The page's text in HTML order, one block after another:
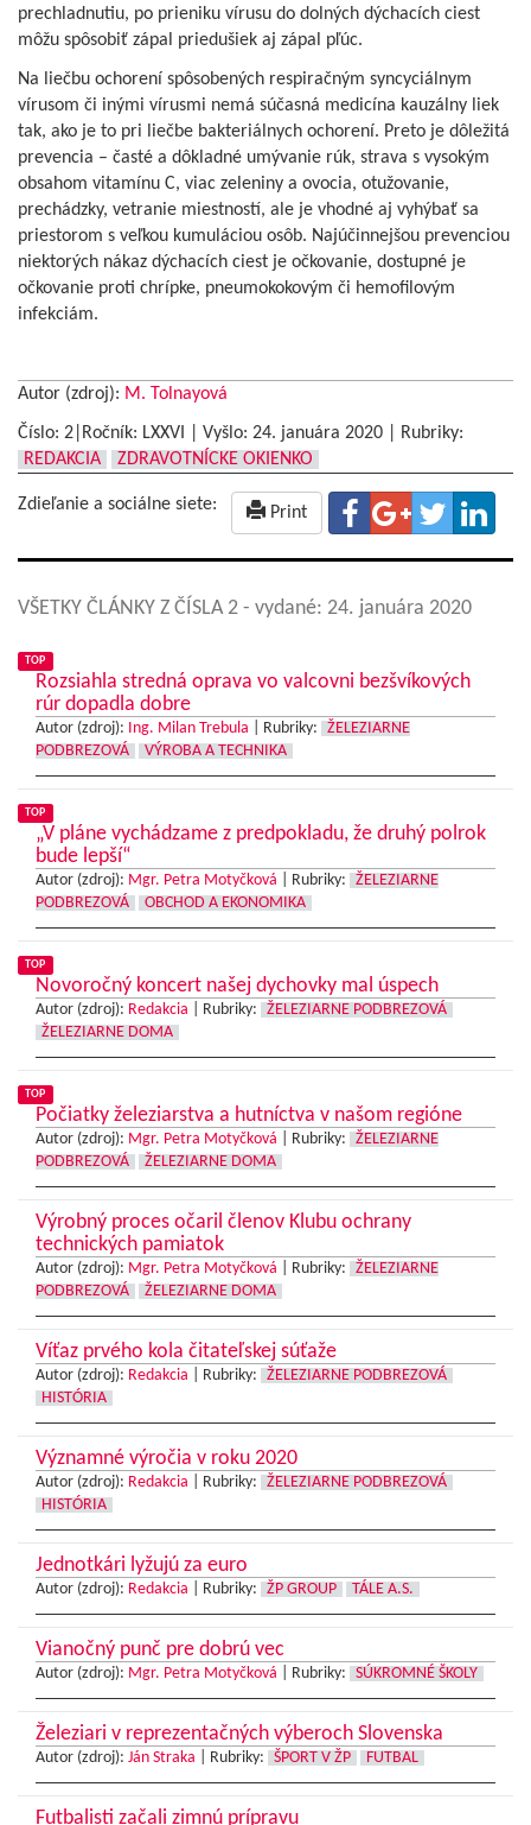
prechladnutiu, po prieniku vírusu do dolných dýchacích ciest
môžu spôsobiť zápal priedušiek aj zápal pľúc.
Na liečbu ochorení spôsobených respiračným syncyciálnym
vírusom či inými vírusmi nemá súčasná medicína kauzálny liek
tak, ako je to pri liečbe bakteriálnych ochorení. Preto je dôležitá
prevencia – časté a dôkladné umývanie rúk, strava s vysokým
obsahom vitamínu C, viac zeleniny a ovocia, otužovanie,
prechádzky, vetranie miestností, ale je vhodné aj vyhýbať sa
priestorom s veľkou kumuláciou osôb. Najúčinnejšou prevenciou
niektorých nákaz dýchacích ciest je očkovanie, dostupné je
očkovanie proti chrípke, pneumokokovým či hemofilovým
infekciám.
Autor (zdroj): M. Tolnayová
Číslo: 2|Ročník: LXXVI | Vyšlo: 24. januára 2020
Rubriky:
REDAKCIA
ZDRAVOTNÍCKE OKIENKO
Zdieľanie a sociálne siete: Print
VŠETKY ČLÁNKY Z ČÍSLA 2 - vydané: 24. januára 2020
TOP
Rozsiahla stredná oprava vo valcovni bezšvíkových
rúr dopadla dobre
Autor (zdroj): Ing. Milan Trebula Rubriky:
ŽELEZIARNE
PODBREZOVÁ
VÝROBA A TECHNIKA
TOP
„V pláne vychádzame z predpokladu, že druhý polrok
bude lepší“
Autor (zdroj): Mgr. Petra Motyčková Rubriky:
ŽELEZIARNE
PODBREZOVÁ
OBCHOD A EKONOMIKA
TOP
Novoročný koncert našej dychovky mal úspech
Autor (zdroj): Redakcia Rubriky:
ŽELEZIARNE PODBREZOVÁ
ŽELEZIARNE DOMA
TOP
Počiatky železiarstva a hutníctva v našom regióne
Autor (zdroj): Mgr. Petra Motyčková Rubriky:
ŽELEZIARNE
PODBREZOVÁ
ŽELEZIARNE DOMA
Výrobný proces očaril členov Klubu ochrany
technických pamiatok
Autor (zdroj): Mgr. Petra Motyčková Rubriky:
ŽELEZIARNE
PODBREZOVÁ
ŽELEZIARNE DOMA
Víťaz prvého kola čitateľskej súťaže
Autor (zdroj): Redakcia Rubriky:
ŽELEZIARNE PODBREZOVÁ
HISTÓRIA
Významné výročia v roku 2020
Autor (zdroj): Redakcia Rubriky:
ŽELEZIARNE PODBREZOVÁ
HISTÓRIA
Jednotkári lyžujú za euro
Autor (zdroj): Redakcia Rubriky: ŽP GROUP TÁLE A.S.
Vianočný punč pre dobrú vec
Autor (zdroj): Mgr. Petra Motyčková Rubriky: SÚKROMNÉ ŠKOLY
Železiari v reprezentačných výberoch Slovenska
Autor (zdroj): Ján Straka Rubriky: ŠPORT V ŽP FUTBAL
Futbalisti začali zimnú prípravu